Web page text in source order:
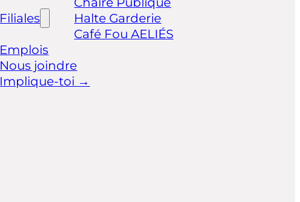
Filiales
Halte Garderie
Café Fou AELIÉS
Emplois
Nous joindre
Implique-toi →